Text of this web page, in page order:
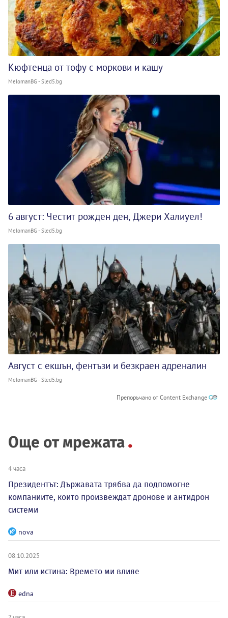
Кюфтенца от тофу с моркови и кашу
MelomanBG - Sled5.bg
6 август: Честит рожден ден, Джери Халиуел!
MelomanBG - Sled5.bg
Август с екшън, фентъзи и безкраен адреналин
MelomanBG - Sled5.bg
Препоръчано от Content Exchange
Още от мрежата
4 часа
Президентът: Държавата трябва да подпомогне
компаниите, които произвеждат дронове и антидрон
системи
nova
08.10.2025
Мит или истина: Времето ми влияе
edna